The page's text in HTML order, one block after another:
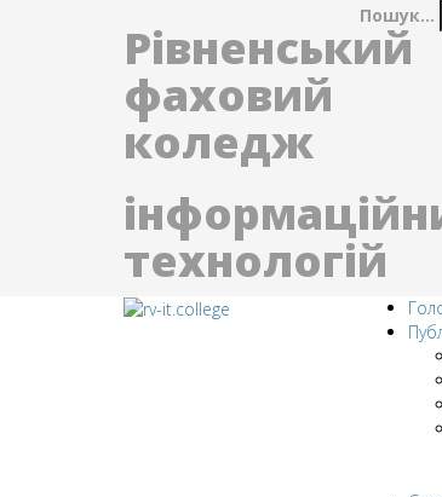
Рівненський
фаховий
коледж
технологій
Пошук...